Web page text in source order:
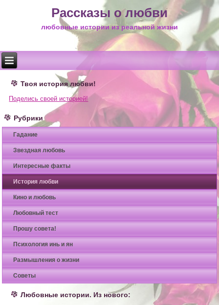
Рассказы о любви
любовные истории из реальной жизни
Твоя история любви!
Поделись своей историей!
Рубрики
Гадание
Звездная любовь
Интересные факты
История любви
Кино и любовь
Любовный тест
Прошу совета!
Психология инь и ян
Размышления о жизни
Советы
Любовные истории. Из нового: